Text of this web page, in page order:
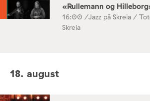
«Rullemann og
16:00 /Jazz på Skreia /
Skreia
18. august